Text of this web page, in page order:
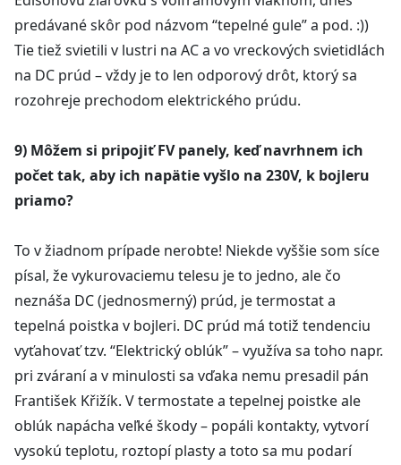
predávané skôr pod názvom “tepelné gule” a pod. :))
Tie tiež svietili v lustri na AC a vo vreckových svietidlách
na DC prúd – vždy je to len odporový drôt, ktorý sa
rozohreje prechodom elektrického prúdu.
9) Môžem si pripojiť FV panely, keď navrhnem ich
počet tak, aby ich napätie vyšlo na 230V, k bojleru
priamo?
To v žiadnom prípade nerobte! Niekde vyššie som síce
písal, že vykurovaciemu telesu je to jedno, ale čo
neznáša DC (jednosmerný) prúd, je termostat a
tepelná poistka v bojleri. DC prúd má totiž tendenciu
vyťahovať tzv. “Elektrický oblúk” – využíva sa toho napr.
pri zváraní a v minulosti sa vďaka nemu presadil pán
František Křižík. V termostate a tepelnej poistke ale
oblúk napácha veľké škody – popáli kontakty, vytvorí
vysokú teplotu, roztopí plasty a toto sa mu podarí